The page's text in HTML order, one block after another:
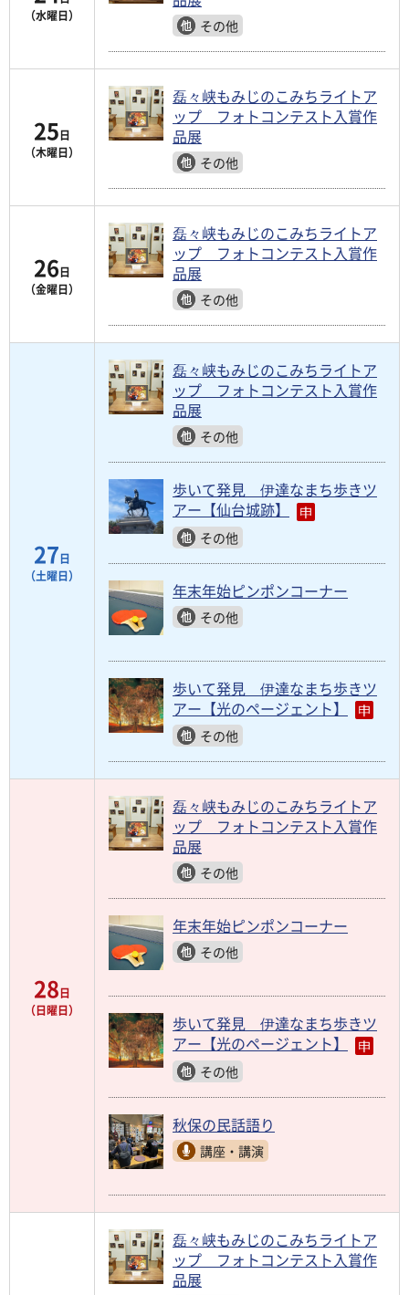
（水曜日）
その他
25日
（木曜日）
磊々峡もみじのこみちライトア
ップ フォトコンテスト入賞作
品展
その他
26日
（金曜日）
磊々峡もみじのこみちライトア
ップ フォトコンテスト入賞作
品展
その他
27日
（土曜日）
磊々峡もみじのこみちライトア
ップ フォトコンテスト入賞作
品展
その他
歩いて発見 伊達なまち歩きツ
アー【仙台城跡】
その他
年末年始ピンポンコーナー
その他
歩いて発見 伊達なまち歩きツ
アー【光のページェント】
その他
28日
（日曜日）
磊々峡もみじのこみちライトア
ップ フォトコンテスト入賞作
品展
その他
年末年始ピンポンコーナー
その他
歩いて発見 伊達なまち歩きツ
アー【光のページェント】
その他
秋保の民話語り
講座・講演
磊々峡もみじのこみちライトア
ップ フォトコンテスト入賞作
品展